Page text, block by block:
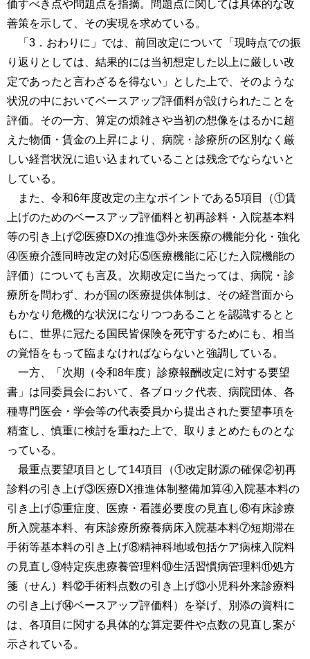
価すべき点や問題点を指摘。問題点に関しては具体的な改
善策を示して、その実現を求めている。
「3．おわりに」では、前回改定について「現時点での振
り返りとしては、結果的には当初想定した以上に厳しい改
定であったと言わざるを得ない」とした上で、そのような
状況の中においてベースアップ評価料が設けられたことを
評価。その一方、算定の煩雑さや当初の想像をはるかに超
えた物価・賃金の上昇により、病院・診療所の区別なく厳
しい経営状況に追い込まれていることは残念でならないと
している。
また、令和6年度改定の主なポイントである5項目（①賃
上げのためのベースアップ評価料と初再診料・入院基本料
等の引き上げ②医療DXの推進③外来医療の機能分化・強化
④医療介護同時改定の対応⑤医療機能に応じた入院機能の
評価）についても言及。次期改定に当たっては、病院・診
療所を問わず、わが国の医療提供体制は、その経営面から
もかなり危機的な状況になりつつあることを認識するとと
もに、世界に冠たる国民皆保険を死守するためにも、相当
の覚悟をもって臨まなければならないと強調している。
一方、「次期（令和8年度）診療報酬改定に対する要望
書」は同委員会において、各ブロック代表、病院団体、各
種専門医会・学会等の代表委員から提出された要望事項を
精査し、慎重に検討を重ねた上で、取りまとめたものとな
っている。
最重点要望項目として14項目（①改定財源の確保②初再
診料の引き上げ③医療DX推進体制整備加算④入院基本料の
引き上げ⑤重症度、医療・看護必要度の見直し⑥有床診療
所入院基本料、有床診療所療養病床入院基本料⑦短期滞在
手術等基本料の引き上げ⑧精神科地域包括ケア病棟入院料
の見直し⑨特定疾患療養管理料⑩生活習慣病管理料⑪処方
箋（せん）料⑫手術料点数の引き上げ⑬小児科外来診療料
の引き上げ⑭ベースアップ評価料）を挙げ、別添の資料に
は、各項目に関する具体的な算定要件や点数の見直し案が
示されている。